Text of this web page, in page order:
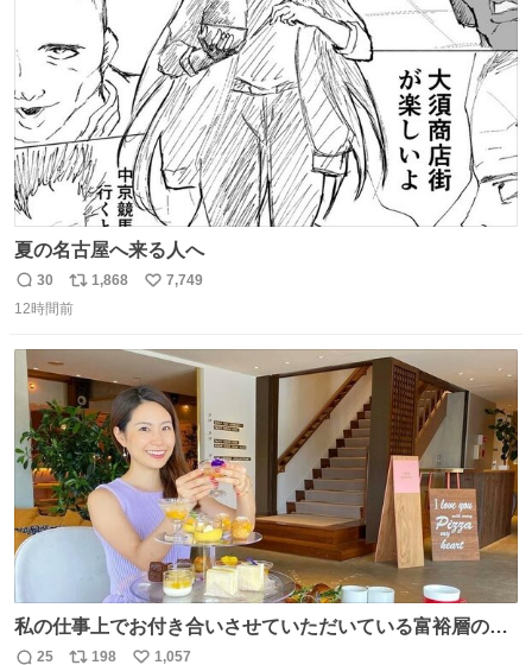
夏の名古屋へ来る人へ
返
信
30
リ
ポ
数
1,868
い
7,749
12時間前
私の仕事上でお付き合いさせていただいている富裕層の社
長さん達は、こんな事しない。 こんな自慢は一切しない
25 198 1,057